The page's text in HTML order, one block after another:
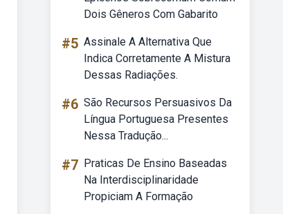
Dois Gêneros Com Gabarito
#5 Assinale A Alternativa Que
Indica Corretamente A Mistura
Dessas Radiações.
#6 São Recursos Persuasivos Da
Língua Portuguesa Presentes
Nessa Tradução...
#7 Praticas De Ensino Baseadas
Na Interdisciplinaridade
Propiciam A Formação